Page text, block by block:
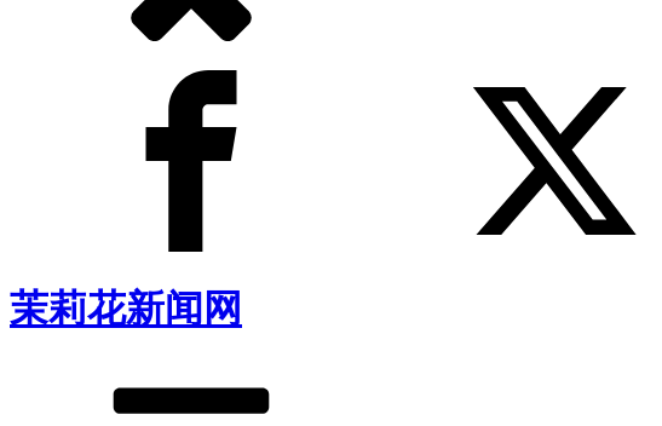
茉莉花新闻网